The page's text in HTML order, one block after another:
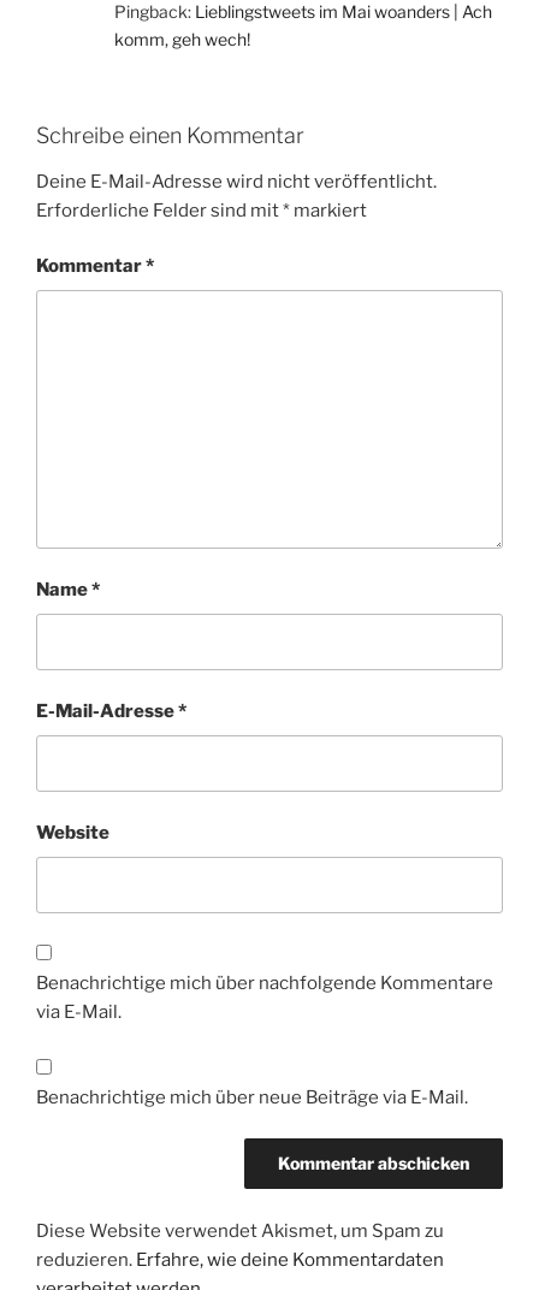
Pingback: Lieblingstweets im Mai woanders | Ach
komm, geh wech!
Schreibe einen Kommentar
Deine E-Mail-Adresse wird nicht veröffentlicht.
Erforderliche Felder sind mit* markiert
Kommentar*
Name*
E-Mail-Adresse*
Website
Benachrichtige mich über nachfolgende Kommentare
via E-Mail.
Benachrichtige mich über neue Beiträge via E-Mail.
Diese Website verwendet Akismet, um Spam zu
reduzieren. Erfahre, wie deine Kommentardaten